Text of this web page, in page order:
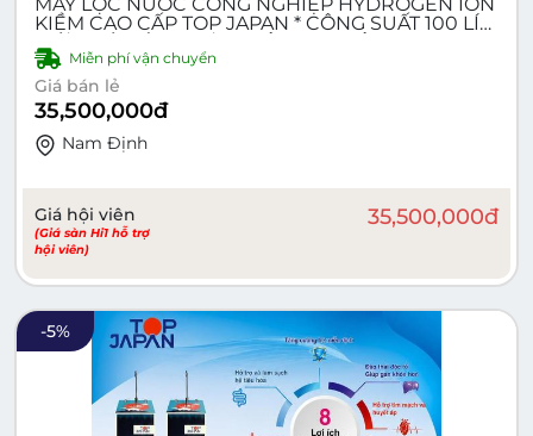
KIỀM CAO CẤP TOP JAPAN * CÔNG SUẤT 100 LÍT/
HYDROGEN ION KIỀM 4 CHỈ SỐ, 3 VÒI, 3 LOẠI
NƯỚC
Miễn phí vận chuyển
Giá bán lẻ
35,500,000đ
Nam Ðịnh
Giá hội viên
(Giá sàn Hi1 hỗ trợ
hội viên)
35,500,000đ
-5%